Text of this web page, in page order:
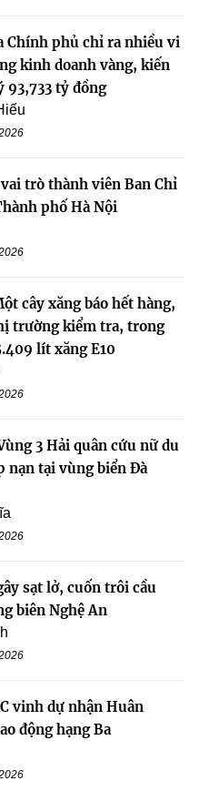
Chính phủ chỉ ra nhiều vi
kinh doanh vàng, kiến
93,733 tỷ đồng
trò thành viên Ban Chỉ
phố Hà Nội
cây xăng báo hết hàng,
trường kiểm tra, trong
lít xăng E10
3 Hải quân cứu nữ du
nạn tại vùng biển Đà
sạt lở, cuốn trôi cầu
biên Nghệ An
vinh dự nhận Huân
động hạng Ba